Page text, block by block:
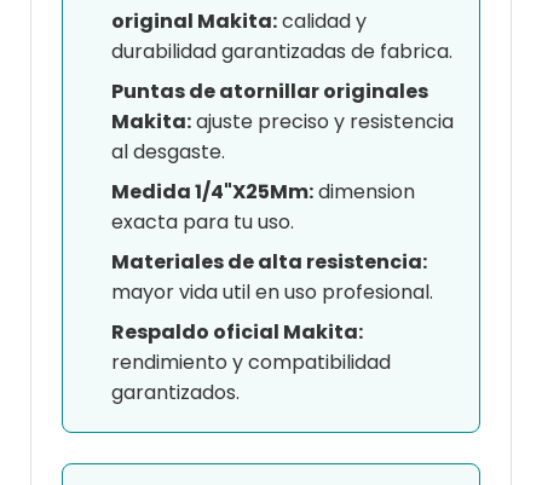
original Makita:calidad y
durabilidad garantizadas de fabrica.
Puntas de atornillar originales
Makita:ajuste preciso y resistencia
al desgaste.
Medida 1/4"X25Mm:dimension
exacta para tu uso.
Materiales de alta resistencia:
mayor vida util en uso profesional.
Respaldo oficial Makita:
rendimiento y compatibilidad
garantizados.